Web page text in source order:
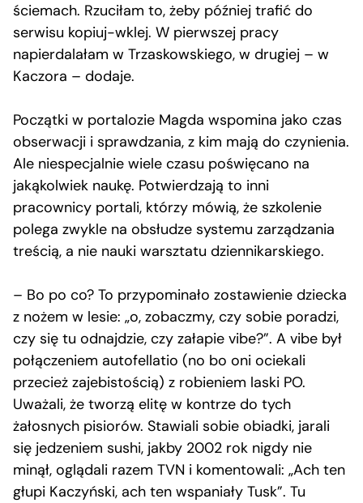
ściemach. Rzuciłam to, żeby później trafić do
serwisu kopiuj-wklej. W pierwszej pracy
napierdalałam w Trzaskowskiego, w drugiej – w
Kaczora – dodaje.
Początki w portalozie Magda wspomina jako czas
obserwacji i sprawdzania, z kim mają do czynienia.
Ale niespecjalnie wiele czasu poświęcano na
jakąkolwiek naukę. Potwierdzają to inni
pracownicy portali, którzy mówią, że szkolenie
polega zwykle na obsłudze systemu zarządzania
treścią, a nie nauki warsztatu dziennikarskiego.
– Bo po co? To przypominało zostawienie dziecka
z nożem w lesie: „o, zobaczmy, czy sobie poradzi,
czy się tu odnajdzie, czy załapie vibe?”. A vibe był
połączeniem autofellatio (no bo oni ociekali
przecież zajebistością) z robieniem laski PO.
Uważali, że tworzą elitę w kontrze do tych
żałosnych pisiorów. Stawiali sobie obiadki, jarali
się jedzeniem sushi, jakby 2002 rok nigdy nie
minął, oglądali razem TVN i komentowali: „Ach ten
głupi Kaczyński, ach ten wspaniały Tusk”. Tu